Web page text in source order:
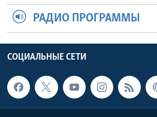
РАДИО ПРОГРАММЫ
СОЦИАЛЬНЫЕ СЕТИ